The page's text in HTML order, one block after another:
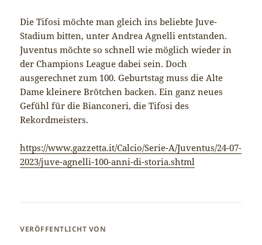
Die Tifosi möchte man gleich ins beliebte Juve-
Stadium bitten, unter Andrea Agnelli entstanden.
Juventus möchte so schnell wie möglich wieder in
der Champions League dabei sein. Doch
ausgerechnet zum 100. Geburtstag muss die Alte
Dame kleinere Brötchen backen. Ein ganz neues
Gefühl für die Bianconeri, die Tifosi des
Rekordmeisters.
https://www.gazzetta.it/Calcio/Serie-A/Juventus/24-07-
2023/juve-agnelli-100-anni-di-storia.shtml
VERÖFFENTLICHT VON